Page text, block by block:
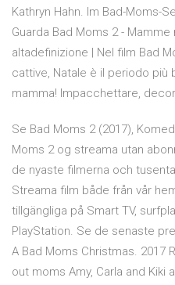
Kathryn Hahn. Im Bad-Moms-
Guarda Bad Moms 2 -
altadefinizione | Nel film Bad
cattive, Natale è il periodo più
mamma! Impacchettare,
Se Bad Moms 2 (2017),
Moms 2 og streama utan
de nyaste filmerna och
Streama film både från vår
tillgängliga på Smart TV,
PlayStation. Se de senaste
A Bad Moms Christmas. 2017
out moms Amy, Carla and Kiki